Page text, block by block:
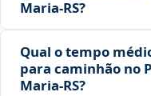
Maria‑RS?
Qual o tempo
para caminhão no
Maria‑RS?